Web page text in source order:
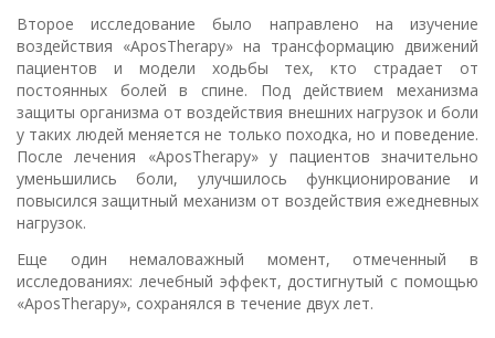
Второе исследование было направлено на изучение
воздействия «AposTherapy» на трансформацию движений
пациентов и модели ходьбы тех, кто страдает от
постоянных болей в спине. Под действием механизма
защиты организма от воздействия внешних нагрузок и боли
у таких людей меняется не только походка, но и поведение.
После лечения «AposTherapy» у пациентов значительно
уменьшились боли, улучшилось функционирование и
повысился защитный механизм от воздействия ежедневных
нагрузок.
Еще один немаловажный момент, отмеченный в
исследованиях: лечебный эффект, достигнутый с помощью
«AposTherapy», сохранялся в течение двух лет.